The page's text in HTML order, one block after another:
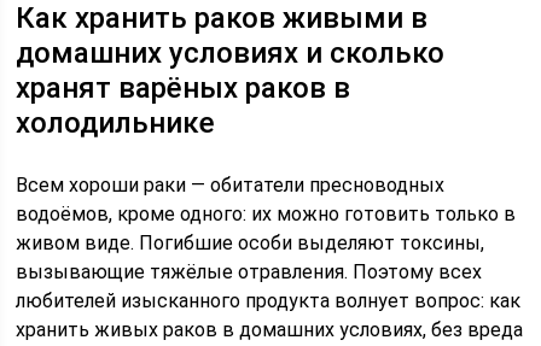
Как хранить раков живыми в
домашних условиях и сколько
хранят варёных раков в
холодильнике
Всем хороши раки — обитатели пресноводных
водоёмов, кроме одного: их можно готовить только в
живом виде. Погибшие особи выделяют токсины,
вызывающие тяжёлые отравления. Поэтому всех
любителей изысканного продукта волнует вопрос: как
хранить живых раков в домашних условиях, без вреда